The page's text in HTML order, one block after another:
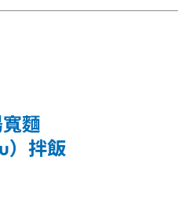
麵
）拌飯